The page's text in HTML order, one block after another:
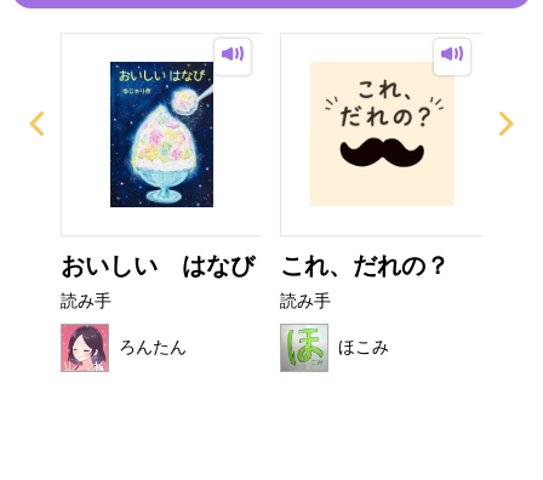
おいしい はなび
読み手
ろんたん
これ、だれの？
読み手
ほこみ